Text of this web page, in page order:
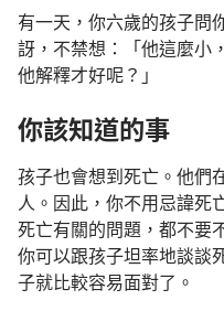
有一天，你六歲的孩子問
訝，不禁想：「他這麼小
他解釋才好呢？」
你該知道的事
孩子也會想到死亡。他們
人。因此，你不用忌諱死
死亡有關的問題，都不要
你可以跟孩子坦率地談談
子就比較容易面對了。